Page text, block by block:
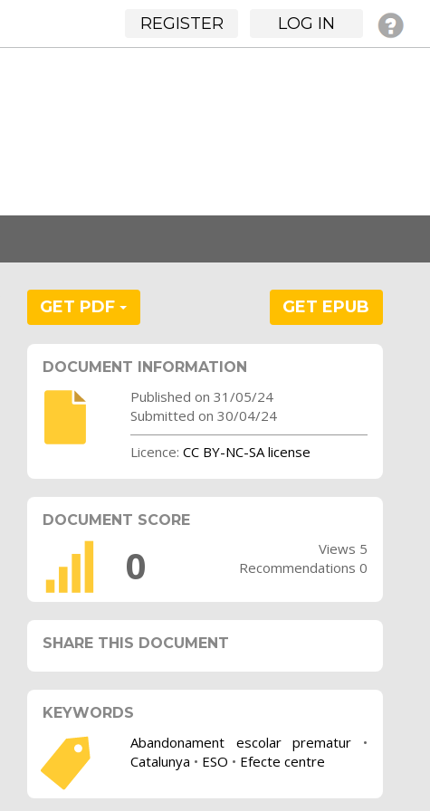
REGISTER LOG IN
GET PDF GET EPUB
DOCUMENT INFORMATION
Published on 31/05/24
Submitted on 30/04/24
Licence: CC BY-NC-SA license
DOCUMENT SCORE
0
Views 5
Recommendations 0
SHARE THIS DOCUMENT
KEYWORDS
Abandonament escolar prematur •
Catalunya • ESO • Efecte centre